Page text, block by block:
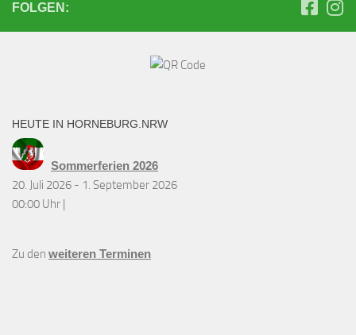
FOLGEN:
HEUTE IN HORNEBURG.NRW
Sommerferien 2026
20. Juli 2026 - 1. September 2026
00:00 Uhr |
Zu den weiteren Terminen